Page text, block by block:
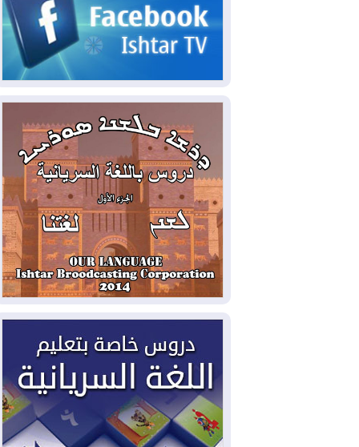
2026-08-06مئات القاصرين بلا مأوى.. أزمة
سبتة تتصاعد وتضغط على مدريد
لمدة عام.. بدء توريد 100
مليون قدم مكعب يومياً من غاز كورمور في
إقليم كوردستان إلى وزارة الكهرباء العراقية
2026-08-05
15كارثة بيئية ومناخية ترسم
ملامح أخطر التحديات التي تواجه العراق
اليوم
2026-08-05
حرائق فرنسا.. توقيف 402
شخص بينهم 156 قاصرا منذ بداية موسم
الحرائق
2026-08-04سومو: إنتاج النفط في إقليم
كوردستان انخفض إلى أقل من 10%
ملفات حقبة الكاظمي تعود إلى
الواجهة.. أنباء عن مراجعات قضائية
وتحقيقات أوسع في قضايا فساد
2026-08-04بيترو يشكو تزوير الانتخابات
الرئاسية ويحذر من "حرب أهلية" في
كولومبيا